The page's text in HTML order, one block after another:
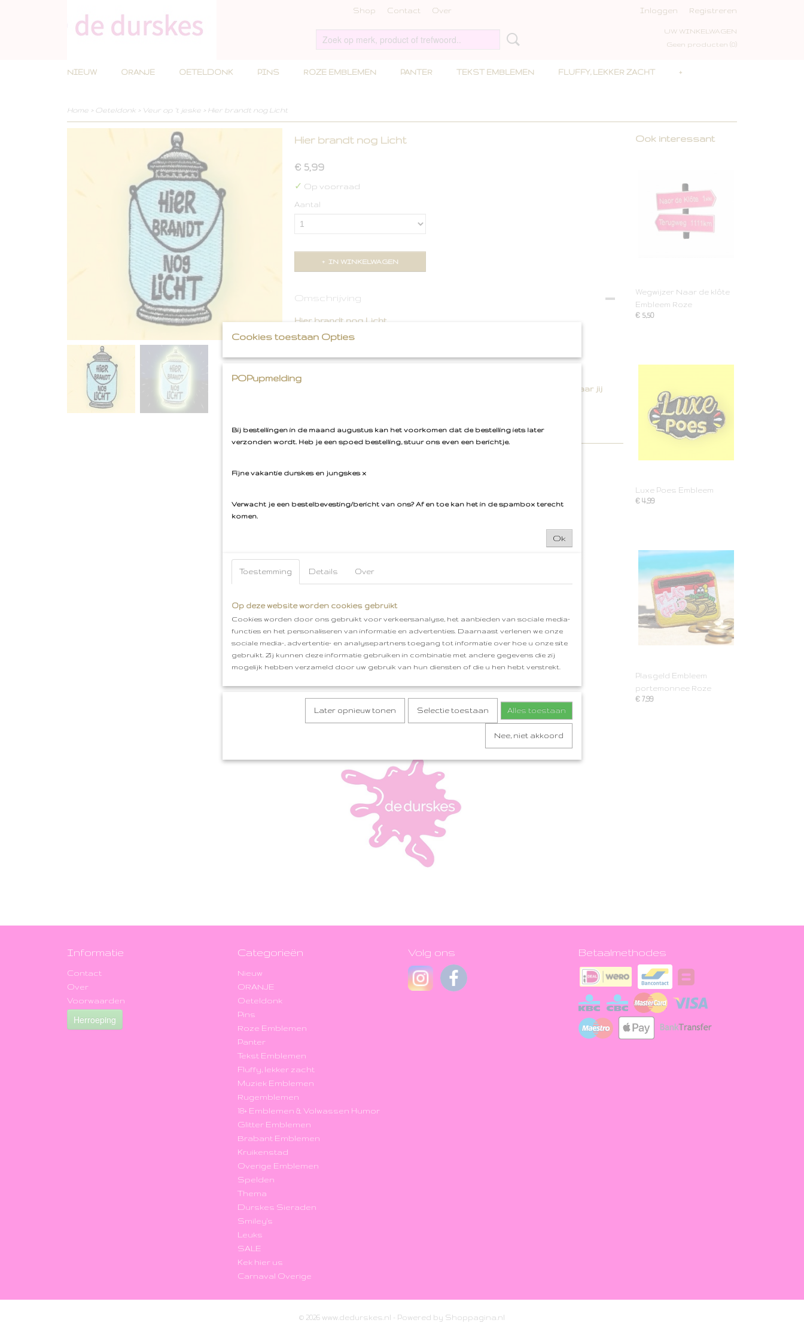
Shop Contact Over Inloggen Registreren
UW WINKELWAGEN
Geen producten (0)
NIEUW ORANJE OETELDONK PINS ROZE EMBLEMEN PANTER TEKST EMBLEMEN FLUFFY, LEKKER ZACHT +
Home > Oeteldonk > Veur op 't jeske > Hier brandt nog Licht
Hier brandt nog Licht
€ 5,99
✓ Op voorraad
Aantal
IN WINKELWAGEN
Omschrijving
Hier brandt nog Licht
Jaaaa...... dit lampje geeft licht in het donker, hoe leuk is dat... want waar jij
Dit embleem is 8 cm hoog
Ook interessant
Wegwijzer Naar de klôte
Embleem Roze
€ 5,50
Luxe Poes Embleem
€ 4,99
Plasgeld Embleem
portemonnee Roze
€ 7,99
Informatie
Contact
Over
Voorwaarden
Herroeping
Categorieën
Nieuw
ORANJE
Oeteldonk
Pins
Roze Emblemen
Panter
Tekst Emblemen
Fluffy, lekker zacht
Muziek Emblemen
Rugemblemen
18+ Emblemen & Volwassen Humor
Glitter Emblemen
Brabant Emblemen
Kruikenstad
Overige Emblemen
Spelden
Thema
Durskes Sieraden
Smiley's
Leuks
SALE
Kek hier us
Carnaval Overige
Volg ons Betaalmethodes
© 2026 www.dedurskes.nl - Powered by Shoppagina.nl
Cookies toestaan Opties
POPupmelding
Bij bestellingen in de maand augustus kan het voorkomen dat de bestelling iets later
verzonden wordt. Heb je een spoed bestelling, stuur ons even een berichtje.
Fijne vakantie durskes en jungskes x
Verwacht je een bestelbevesting/bericht van ons? Af en toe kan het in de spambox terecht
komen.
Ok
Toestemming Details Over
Op deze website worden cookies gebruikt
Cookies worden door ons gebruikt voor verkeersanalyse, het aanbieden van sociale media-
functies en het personaliseren van informatie en advertenties. Daarnaast verlenen we onze
sociale media-, advertentie- en analysepartners toegang tot informatie over hoe u onze site
gebruikt. Zij kunnen deze informatie gebruiken in combinatie met andere gegevens die zij
mogelijk hebben verzameld door uw gebruik van hun diensten of die u hen hebt verstrekt.
Later opnieuw tonen Selectie toestaan Alles toestaan
Nee, niet akkoord